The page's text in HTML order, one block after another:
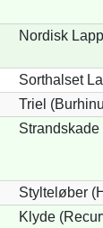
Nordisk
Sorthalset
Triel
Stylteløber
Klyde